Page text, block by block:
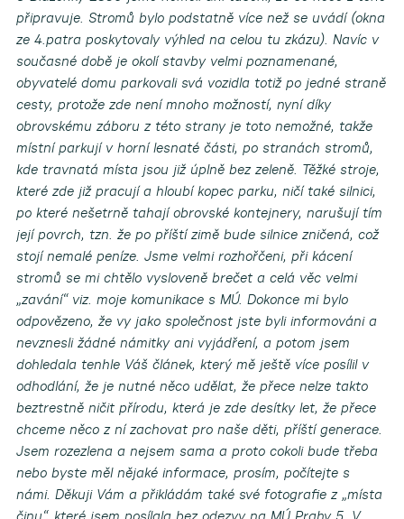
připravuje. Stromů bylo podstatně více než se uvádí (okna
ze 4.patra poskytovaly výhled na celou tu zkázu). Navíc v
současné době je okolí stavby velmi poznamenané,
obyvatelé domu parkovali svá vozidla totiž po jedné straně
cesty, protože zde není mnoho možností, nyní díky
obrovskému záboru z této strany je toto nemožné, takže
místní parkují v horní lesnaté části, po stranách stromů,
kde travnatá místa jsou již úplně bez zeleně. Těžké stroje,
které zde již pracují a hloubí kopec parku, ničí také silnici,
po které nešetrně tahají obrovské kontejnery, narušují tím
její povrch, tzn. že po příští zimě bude silnice zničená, což
stojí nemalé peníze. Jsme velmi rozhořčeni, při kácení
stromů se mi chtělo vysloveně brečet a celá věc velmi
„zavání“ viz. moje komunikace s MÚ. Dokonce mi bylo
odpovězeno, že vy jako společnost jste byli informováni a
nevznesli žádné námitky ani vyjádření, a potom jsem
dohledala tenhle Váš článek, který mě ještě více posílil v
odhodlání, že je nutné něco udělat, že přece nelze takto
beztrestně ničit přírodu, která je zde desítky let, že přece
chceme něco z ní zachovat pro naše děti, příští generace.
Jsem rozezlena a nejsem sama a proto cokoli bude třeba
nebo byste měl nějaké informace, prosím, počítejte s
námi. Děkuji Vám a přikládám také své fotografie z „místa